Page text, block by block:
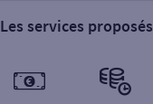
Les services proposés